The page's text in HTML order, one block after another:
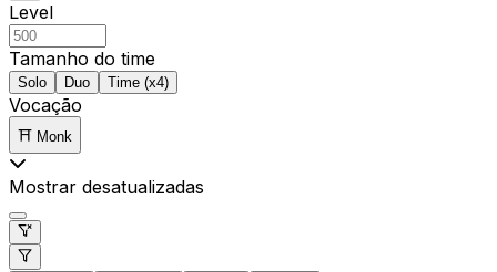
Level
Tamanho do time
Solo Duo Time (x4)
Vocação
⛩️ Monk
Mostrar desatualizadas